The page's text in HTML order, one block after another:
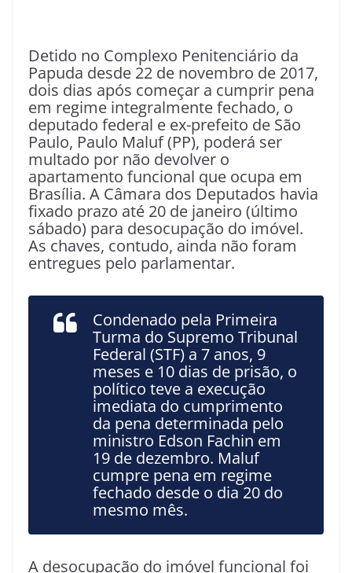
Detido no Complexo Penitenciário da
Papuda desde 22 de novembro de 2017,
dois dias após começar a cumprir pena
em regime integralmente fechado, o
deputado federal e ex-prefeito de São
Paulo, Paulo Maluf (PP), poderá ser
multado por não devolver o
apartamento funcional que ocupa em
Brasília. A Câmara dos Deputados havia
fixado prazo até 20 de janeiro (último
sábado) para desocupação do imóvel.
As chaves, contudo, ainda não foram
entregues pelo parlamentar.
Condenado pela Primeira
Turma do Supremo Tribunal
Federal (STF) a 7 anos, 9
meses e 10 dias de prisão, o
político teve a execução
imediata do cumprimento
da pena determinada pelo
ministro Edson Fachin em
19 de dezembro. Maluf
cumpre pena em regime
fechado desde o dia 20 do
mesmo mês.
A desocupação do imóvel funcional foi